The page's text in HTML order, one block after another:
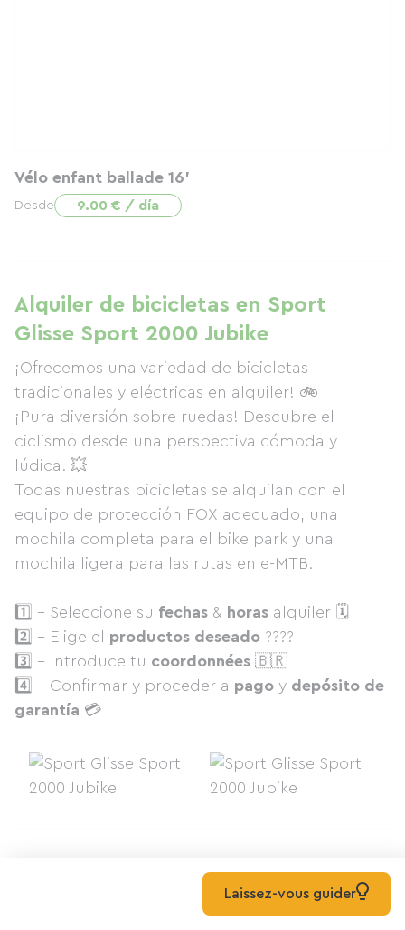
Vélo enfant ballade 16'
Desde 9.00 € / día
Alquiler de bicicletas en Sport
Glisse Sport 2000 Jubike
¡Ofrecemos una variedad de bicicletas
tradicionales y eléctricas en alquiler! 🚲
¡Pura diversión sobre ruedas! Descubre el
ciclismo desde una perspectiva cómoda y
lúdica. 💥
Todas nuestras bicicletas se alquilan con el
equipo de protección FOX adecuado, una
mochila completa para el bike park y una
mochila ligera para las rutas en e-MTB.
1️⃣ - Seleccione su fechas & horas alquiler 🗓
2️⃣ - Elige el productos deseado ????
3️⃣ - Introduce tu coordonnées 🇧🇷
4️⃣ - Confirmar y proceder a pago y depósito de
garantía 💳
Las pequeñas ventajas
Laissez-vous guider